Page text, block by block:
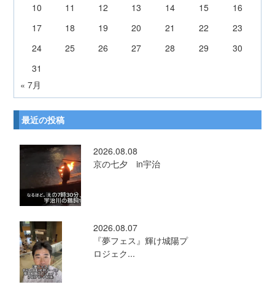
10
11 12 13 14 15
16
17
18 19 20 21 22
23
24
25 26 27 28 29
30
31
« 7月
最近の投稿
2026.08.08
京の七夕 in宇治
2026.08.07
『夢フェス』輝け城陽プ
ロジェク...